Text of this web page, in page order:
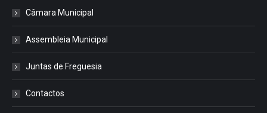
Câmara Municipal
Assembleia Municipal
Juntas de Freguesia
Contactos